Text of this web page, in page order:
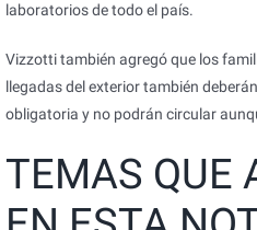
laboratorios de todo el país.
Vizzotti también agregó que los
llegadas del exterior también
obligatoria y no podrán circular
TEMAS QUE